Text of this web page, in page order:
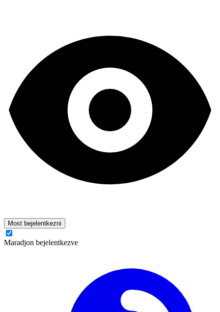
Most bejelentkezni
Maradjon bejelentkezve